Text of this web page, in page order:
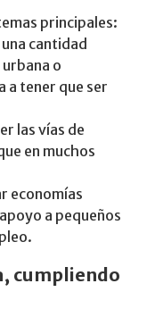
principales:
cantidad
o
a tener que ser
las vías de
en muchos
economías
a pequeños
cumpliendo